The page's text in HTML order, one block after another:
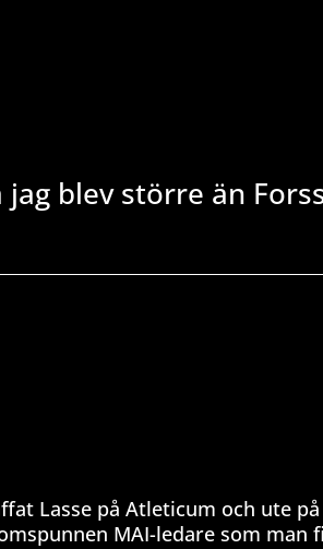
jag blev större än
Lasse på Atleticum och ute
MAI-ledare som man